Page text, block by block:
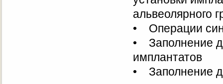
альвеолярного
• Операции
• Заполнение
имплантатов
• Заполнение